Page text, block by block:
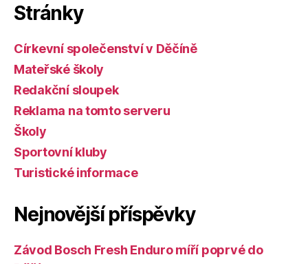
Stránky
Církevní společenství v Děčíně
Mateřské školy
Redakční sloupek
Reklama na tomto serveru
Školy
Sportovní kluby
Turistické informace
Nejnovější příspěvky
Závod Bosch Fresh Enduro míří poprvé do